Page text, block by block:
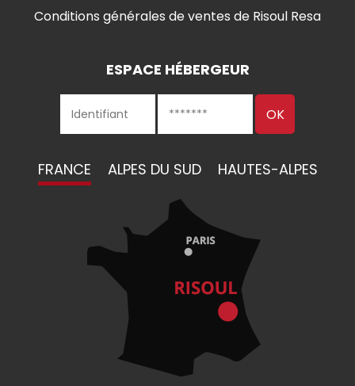
Conditions générales de ventes de Risoul Resa
ESPACE HÉBERGEUR
FRANCE ALPES DU SUD HAUTES-ALPES